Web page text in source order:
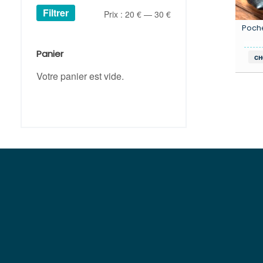
Prix
Prix
Filtrer Prix :20 € —30 €
Panier
Votre panier est vide.